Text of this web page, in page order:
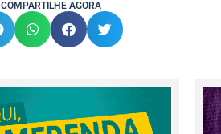
COMPARTILHE AGORA